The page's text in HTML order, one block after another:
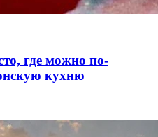
где можно по-
кухню